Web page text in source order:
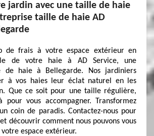
jardin avec une taille de haie
taille de haie AD
de frais à votre espace extérieur en
de votre haie à AD Service, une
de haie à Bellegarde. Nos jardiniers
à vos haies leur éclat naturel en les
Que ce soit pour une taille régulière,
pour vous accompagner. Transformez
coin de paradis. Contactez-nous pour
découvrir comment nous pouvons vous
espace extérieur.